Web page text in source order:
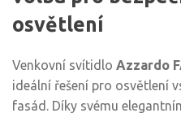
osvětlení
Venkovní svítidlo Azzardo
ideální řešení pro osvětlení
fasád. Díky svému